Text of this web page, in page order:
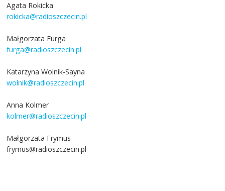
Agata Rokicka
rokicka@radioszczecin.pl
Małgorzata Furga
furga@radioszczecin.pl
Katarzyna Wolnik-Sayna
wolnik@radioszczecin.pl
Anna Kolmer
kolmer@radioszczecin.pl
Małgorzata Frymus
frymus@radioszczecin.pl